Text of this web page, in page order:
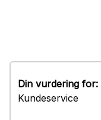
Din vurdering for:
Kundeservice